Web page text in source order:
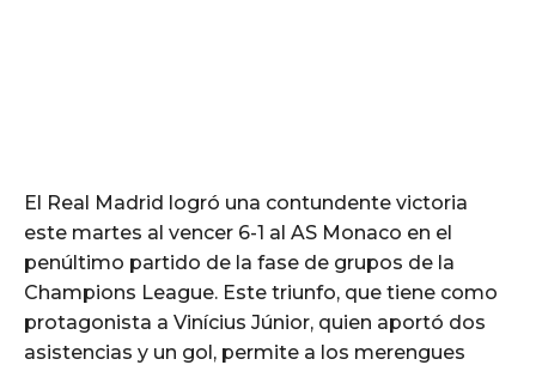
El Real Madrid logró una contundente victoria
este martes al vencer 6-1 al AS Monaco en el
penúltimo partido de la fase de grupos de la
Champions League. Este triunfo, que tiene como
protagonista a Vinícius Júnior, quien aportó dos
asistencias y un gol, permite a los merengues